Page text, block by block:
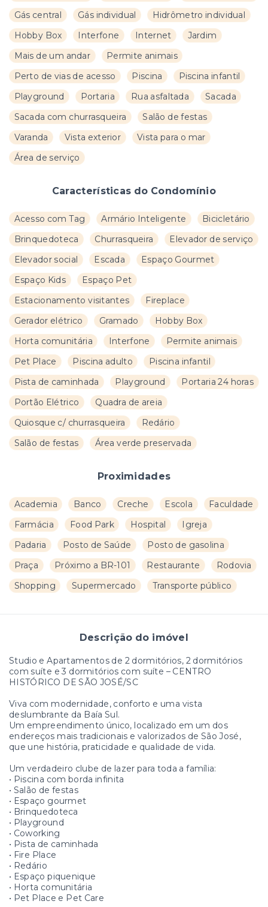
Gás central Gás individual
Hidrômetro individual
Hobby Box
Interfone Internet
Jardim
Mais de um andar
Permite animais
Perto de vias de acesso
Piscina
Piscina infantil
Playground
Portaria Rua asfaltada
Sacada
Sacada com churrasqueira
Salão de festas
Varanda
Vista exterior
Vista para o mar
Área de serviço
Características do Condomínio
Acesso com Tag Armário Inteligente
Bicicletário
Brinquedoteca
Churrasqueira
Elevador de serviço
Elevador social
Escada
Espaço Gourmet
Espaço Kids
Espaço Pet
Estacionamento visitantes
Fireplace
Gerador elétrico
Gramado
Hobby Box
Horta comunitária
Interfone
Permite animais
Pet Place
Piscina adulto
Piscina infantil
Pista de caminhada
Playground
Portaria 24 horas
Portão Elétrico
Quadra de areia
Quiosque c/ churrasqueira
Redário
Salão de festas
Área verde preservada
Proximidades
Academia Banco Creche Escola
Faculdade
Farmácia
Food Park Hospital
Igreja
Padaria
Posto de Saúde
Posto de gasolina
Praça
Próximo a BR-101 Restaurante
Rodovia
Shopping
Supermercado Transporte público
Descrição do imóvel
Studio e Apartamentos de 2 dormitórios, 2 dormitórios
com suíte e 3 dormitórios com suíte – CENTRO
HISTÓRICO DE SÃO JOSÉ/SC
Viva com modernidade, conforto e uma vista
deslumbrante da Baía Sul.
Um empreendimento único, localizado em um dos
endereços mais tradicionais e valorizados de São José,
que une história, praticidade e qualidade de vida.
Um verdadeiro clube de lazer para toda a família:
• Piscina com borda infinita
• Salão de festas
• Espaço gourmet
• Brinquedoteca
• Playground
• Coworking
• Pista de caminhada
• Fire Place
• Redário
• Espaço piquenique
• Horta comunitária
• Pet Place e Pet Care